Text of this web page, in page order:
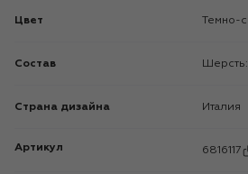
Цвет Темно-
Состав
Страна дизайна Италия
Артикул 6816117